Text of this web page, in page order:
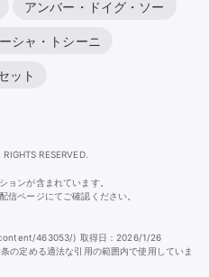
アンバー・ドイグ・ソー
シャ・トシーニ
ット
RESERVED.
ョンが含まれています。
信ページにてご確認ください。
463053/) 取得日：2026/1/26
の定める適法な引用の範囲内で使用していま